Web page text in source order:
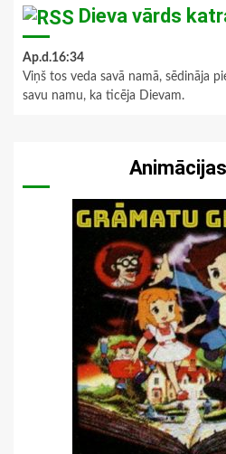
Dieva vārds
Ap.d.16:34
Viņš tos veda savā namā, sēdināja
savu namu, ka ticēja Dievam.